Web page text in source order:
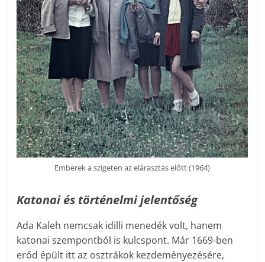
Emberek a szigeten az elárasztás előtt (1964)
Katonai és történelmi jelentőség
Ada Kaleh nemcsak idilli menedék volt, hanem
katonai szempontból is kulcspont. Már 1669-ben
erőd épült itt az osztrákok kezdeményezésére,